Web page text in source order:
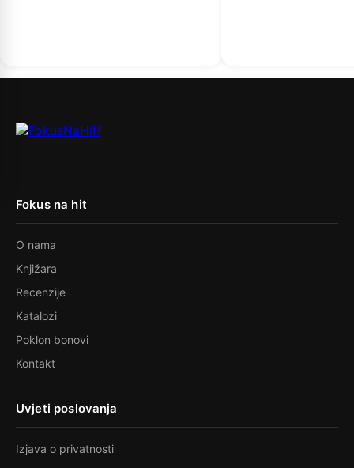
Fokus na hit
O nama
Knjižara
Recenzije
Katalozi
Poklon bonovi
Kontakt
Uvjeti poslovanja
Izjava o privatnosti